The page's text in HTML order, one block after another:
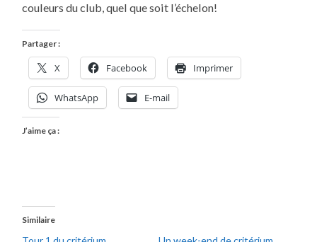
couleurs du club, quel que soit l’échelon!
Partager :
X Facebook Imprimer
WhatsApp E-mail
J’aime ça :
Similaire